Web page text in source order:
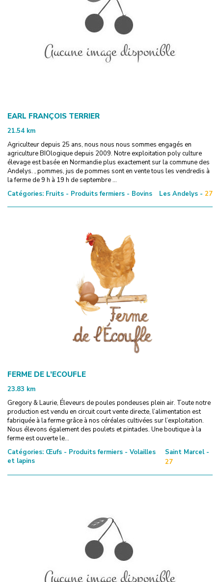
EARL FRANÇOIS TERRIER
21.54 km
Agriculteur depuis 25 ans, nous nous nous sommes engagés en
agriculture BIOlogique depuis 2009. Notre exploitation poly culture
élevage est basée en Normandie plus exactement sur la commune des
Andelys. , pommes, jus de pommes sont en vente tous les vendredis à
la ferme de 9 h à 19 h de septembre ...
Catégories: Fruits - Produits fermiers - Bovins Les Andelys - 27
FERME DE L’ECOUFLE
23.83 km
Gregory & Laurie, Éleveurs de poules pondeuses plein air. Toute notre
production est vendu en circuit court vente directe, l’alimentation est
fabriquée à la ferme grâce à nos céréales cultivées sur l’exploitation.
Nous élevons également des poulets et pintades. Une boutique à la
ferme est ouverte le...
Catégories: Œufs - Produits fermiers - Volailles
et lapins
Saint Marcel -
27